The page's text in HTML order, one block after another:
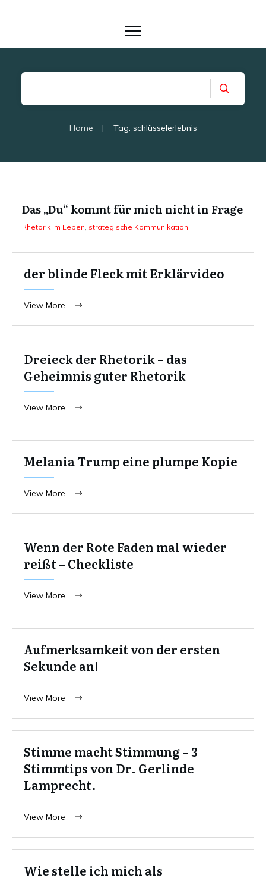
Home | Tag: schlüsselerlebnis
Das „Du“ kommt für mich nicht in Frage
Rhetorik im Leben strategische Kommunikation
der blinde Fleck mit Erklärvideo
View More
Dreieck der Rhetorik – das
Geheimnis guter Rhetorik
View More
Melania Trump eine plumpe Kopie
View More
Wenn der Rote Faden mal wieder
reißt – Checkliste
View More
Aufmerksamkeit von der ersten
Sekunde an!
View More
Stimme macht Stimmung – 3
Stimmtips von Dr. Gerlinde
Lamprecht.
View More
Wie stelle ich mich als